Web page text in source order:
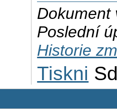
Poslední
Historie
Tiskni